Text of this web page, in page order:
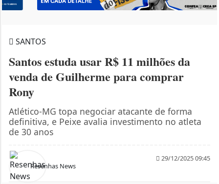
SANTOS
Santos estuda usar R$ 11 milhões da
venda de Guilherme para comprar
Rony
Atlético-MG topa negociar atacante de forma
definitiva, e Peixe avalia investimento no atleta
de 30 anos
Resenhas News
29/12/2025 09:45